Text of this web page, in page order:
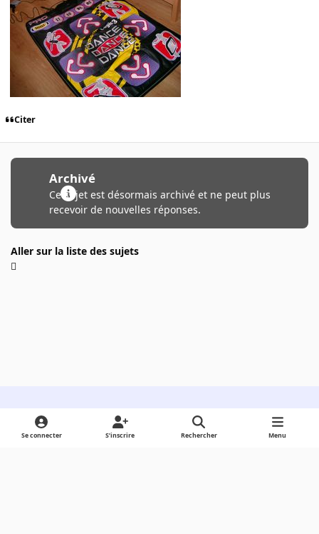
Citer
Archivé
Ce sujet est désormais archivé et ne peut plus
recevoir de nouvelles réponses.
Aller sur la liste des sujets
Light ModeDark ModeSystem Preference
Se connecter S’inscrire Rechercher Menu